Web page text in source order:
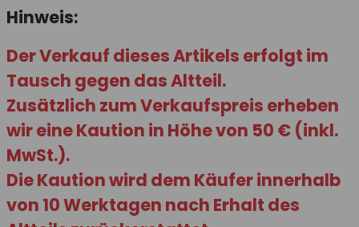
Hinweis:
Der Verkauf dieses Artikels erfolgt im
Tausch gegen das Altteil.
Zusätzlich zum Verkaufspreis erheben
wir eineKaution in Höhe von 50 € (inkl.
MwSt.).
Die Kaution wird dem Käufer innerhalb
von 10 Werktagen nach Erhalt des